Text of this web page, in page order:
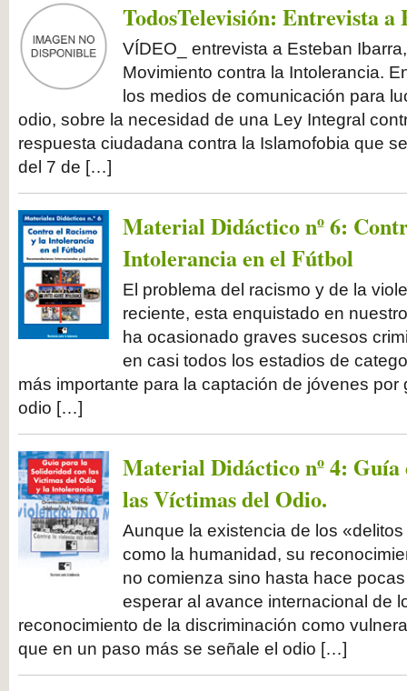
TodosTelevisión: Entrevista
VÍDEO_ entrevista a Esteban
Movimiento contra la Intolerancia.
los medios de comunicación para
odio, sobre la necesidad de una Ley Integral
respuesta ciudadana contra la Islamofobia que
del 7 de […]
Material Didáctico nº 6:
Intolerancia en el Fútbol
El problema del racismo y de la
reciente, esta enquistado en
ha ocasionado graves sucesos
en casi todos los estadios de
más importante para la captación de jóvenes
odio […]
Material Didáctico nº 4: Guía
las Víctimas del Odio.
Aunque la existencia de los
como la humanidad, su
no comienza sino hasta hace
esperar al avance internacional de
reconocimiento de la discriminación como
que en un paso más se señale el odio […]